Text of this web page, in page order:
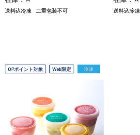
送料込冷凍 二重包装不可 送料込冷凍
OPポイント対象 Web限定 冷凍